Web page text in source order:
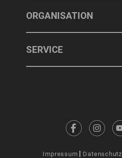
ORGANISATION
SERVICE
Impressum Datenschutz